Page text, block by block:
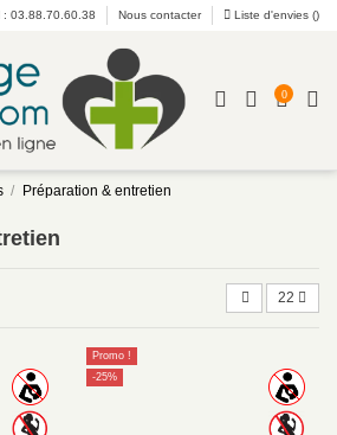
: 03.88.70.60.38 Nous contacter Liste d'envies ()
0
Préparation & entretien
22
Promo !
-25%